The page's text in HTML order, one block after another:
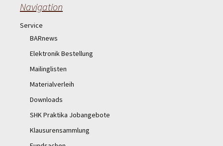
Navigation
Service
BARnews
Elektronik Bestellung
Mailinglisten
Materialverleih
Downloads
SHK Praktika Jobangebote
Klausurensammlung